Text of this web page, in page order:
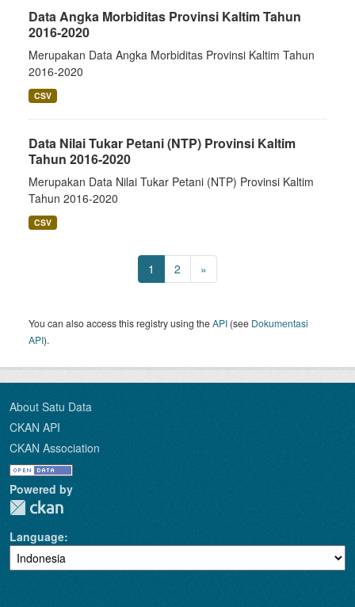
Data Angka Morbiditas Provinsi Kaltim Tahun
2016-2020
Merupakan Data Angka Morbiditas Provinsi Kaltim Tahun
2016-2020
CSV
Data Nilai Tukar Petani (NTP) Provinsi Kaltim
Tahun 2016-2020
Merupakan Data Nilai Tukar Petani (NTP) Provinsi Kaltim
Tahun 2016-2020
CSV
1 2 »
You can also access this registry using theAPI (see Dokumentasi
API).
About Satu Data
CKAN API
CKAN Association
Powered by
Language